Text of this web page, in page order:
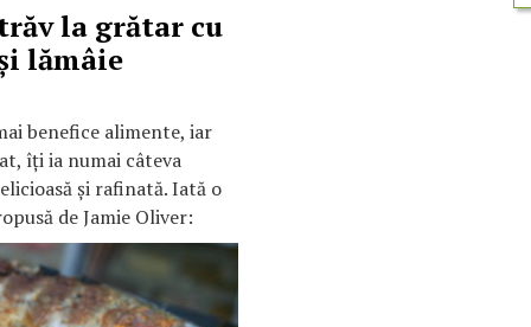
la grătar cu
lămâie
benefice alimente, iar
îţi ia numai câteva
şi rafinată. Iată o
de Jamie Oliver: